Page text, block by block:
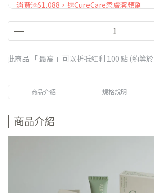
消費滿$1,088，送CureCare柔膚潔顏刷
下單就送水光保濕精華面膜1片
消費滿$2,088，送CureCare滾輪按摩刮板
此商品 「 最高 」可以折抵紅利 100 點 (約等於
商品介紹 規格說明
商品介紹